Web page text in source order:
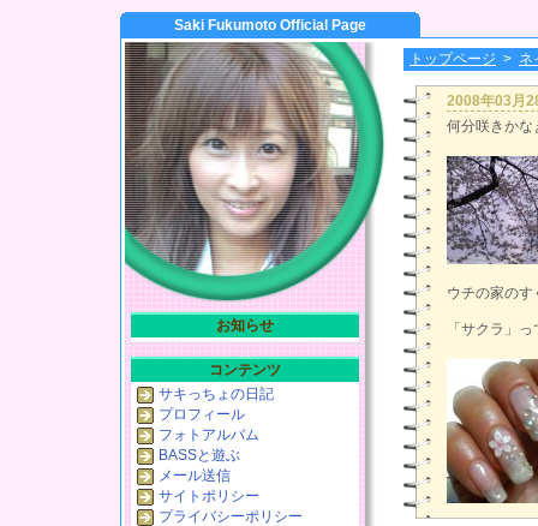
Saki Fukumoto Official Page
トップページ > ネ
2008年03月
何分咲きかな
ウチの家の
「サクラ」
お知らせ
コンテンツ
サキっちょの日記
プロフィール
フォトアルバム
BASSと遊ぶ
メール送信
サイトポリシー
プライバシーポリシー